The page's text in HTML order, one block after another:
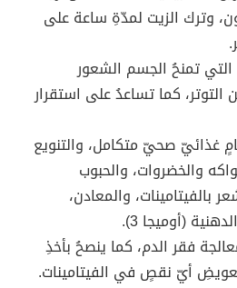
وترك الزيت لمدّةِ ساعة على
التي تمنحُ الجسم الشعور
التوتر، كما تساعدُ على استقرار
غذائيّ صحيّ متكامل، والتنويع
والخضروات، والحبوب
بالفيتامينات، والمعادن،
(أوميجا 3).
فقر الدم، كما ينصحُ بأخذِ
أيّ نقصٍ في الفيتامينات.